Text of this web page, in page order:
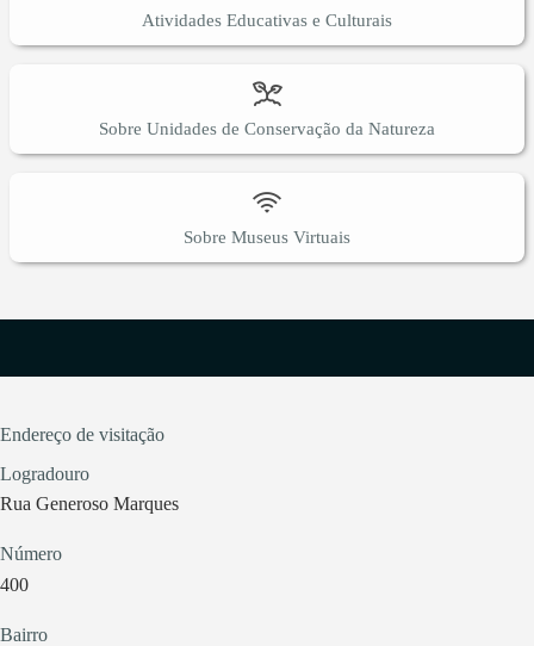
Atividades Educativas e Culturais
Sobre Unidades de Conservação da Natureza
Sobre Museus Virtuais
Endereço de visitação
Logradouro
Rua Generoso Marques
Número
400
Bairro